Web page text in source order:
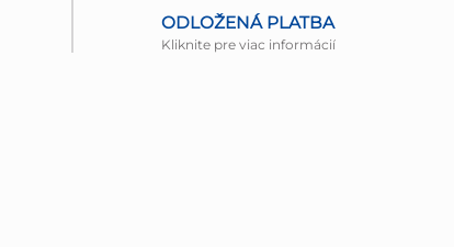
ODLOŽENÁ PLATBA
Kliknite pre viac informácií